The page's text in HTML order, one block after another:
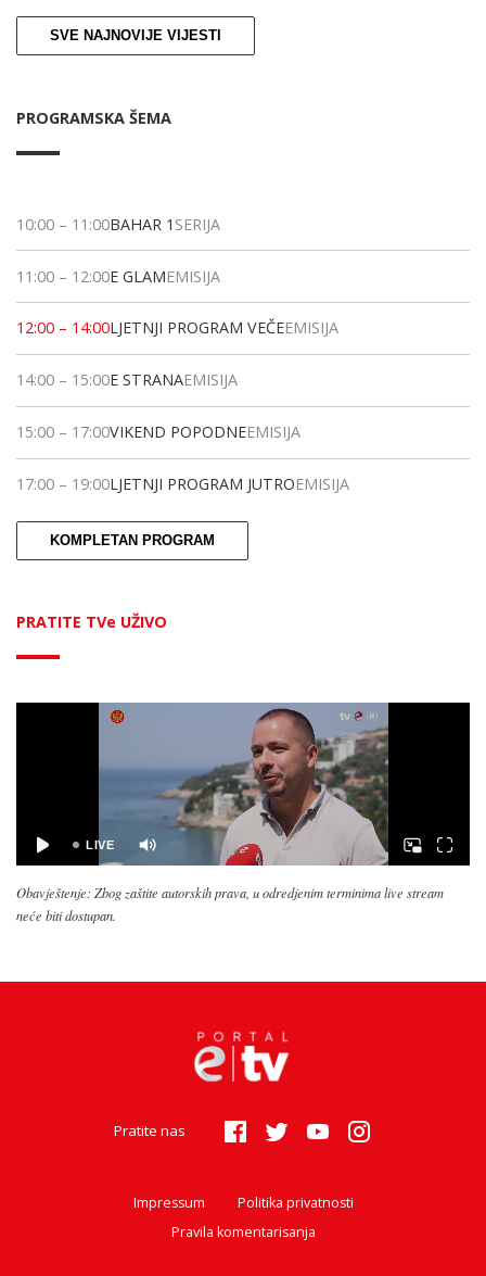
SVE NAJNOVIJE VIJESTI
PROGRAMSKA ŠEMA
10:00 – 11:00BAHAR 1 SERIJA
11:00 – 12:00E GLAMEMISIJA
12:00 – 14:00LJETNJI PROGRAM VEČEEMISIJA
14:00 – 15:00E STRANAEMISIJA
15:00 – 17:00VIKEND POPODNEEMISIJA
17:00 – 19:00LJETNJI PROGRAM JUTROEMISIJA
KOMPLETAN PROGRAM
PRATITE TVe UŽIVO
Obavještenje: Zbog zaštite autorskih prava, u odredjenim terminima live stream
neće biti dostupan.
Pratite nas
Impressum
Politika privatnosti
Pravila komentarisanja